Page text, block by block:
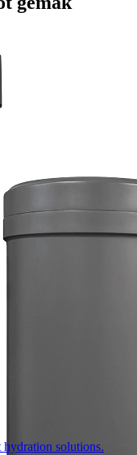
hydration solutions.